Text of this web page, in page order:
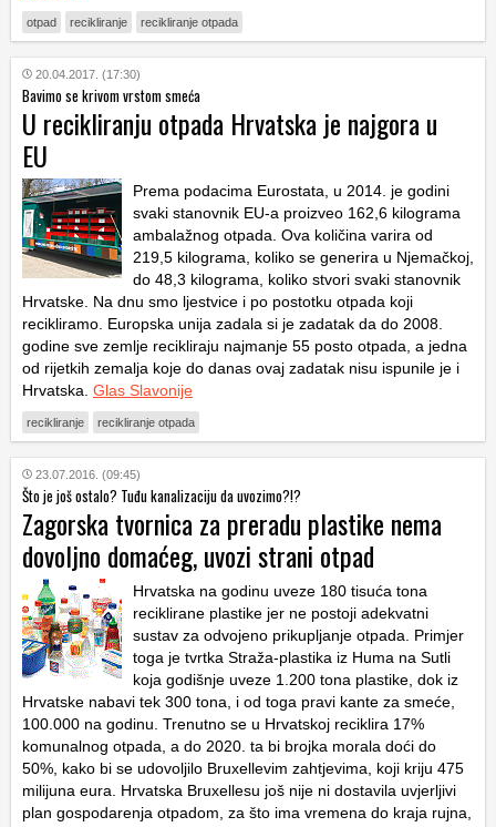
otpad recikliranje recikliranje otpada
20.04.2017. (17:30)
Bavimo se krivom vrstom smeća
U recikliranju otpada Hrvatska je najgora u
EU
Prema podacima Eurostata, u 2014. je godini
svaki stanovnik EU-a proizveo 162,6 kilograma
ambalažnog otpada. Ova količina varira od
219,5 kilograma, koliko se generira u Njemačkoj,
do 48,3 kilograma, koliko stvori svaki stanovnik
Hrvatske. Na dnu smo ljestvice i po postotku otpada koji
recikliramo. Europska unija zadala si je zadatak da do 2008.
godine sve zemlje recikliraju najmanje 55 posto otpada, a jedna
od rijetkih zemalja koje do danas ovaj zadatak nisu ispunile je i
Hrvatska. Glas Slavonije
recikliranje recikliranje otpada
23.07.2016. (09:45)
Što je još ostalo? Tuđu kanalizaciju da uvozimo?!?
Zagorska tvornica za preradu plastike nema
dovoljno domaćeg, uvozi strani otpad
Hrvatska na godinu uveze 180 tisuća tona
reciklirane plastike jer ne postoji adekvatni
sustav za odvojeno prikupljanje otpada. Primjer
toga je tvrtka Straža-plastika iz Huma na Sutli
koja godišnje uveze 1.200 tona plastike, dok iz
Hrvatske nabavi tek 300 tona, i od toga pravi kante za smeće,
100.000 na godinu. Trenutno se u Hrvatskoj reciklira 17%
komunalnog otpada, a do 2020. ta bi brojka morala doći do
50%, kako bi se udovoljilo Bruxellevim zahtjevima, koji kriju 475
milijuna eura. Hrvatska Bruxellesu još nije ni dostavila uvjerljivi
plan gospodarenja otpadom, za što ima vremena do kraja rujna,